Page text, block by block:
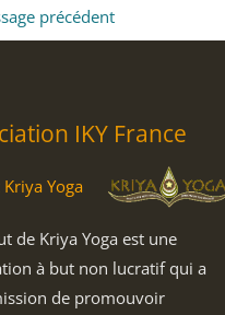
précédent
IKY France
Yoga
de Kriya Yoga est une
à but non lucratif qui a
de promouvoir